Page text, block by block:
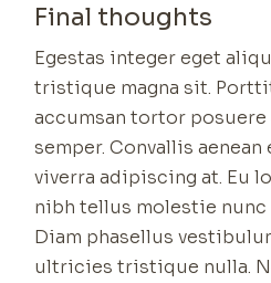
Final thoughts
Egestas integer eget
tristique magna sit.
accumsan tortor
semper. Convallis
viverra adipiscing at. Eu
nibh tellus molestie nunc
Diam phasellus
ultricies tristique nulla.